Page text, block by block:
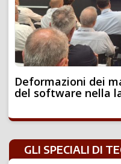
Deformazioni dei
del software nella
GLI SPECIALI DI